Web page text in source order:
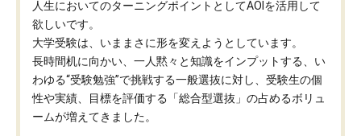
人生においてのターニングポイントとしてAOIを活用して
欲しいです。
大学受験は、いままさに形を変えようとしています。
長時間机に向かい、一人黙々と知識をインプットする、い
わゆる“受験勉強”で挑戦する一般選抜に対し、受験生の個
性や実績、目標を評価する「総合型選抜」の占めるボリュ
ームが増えてきました。